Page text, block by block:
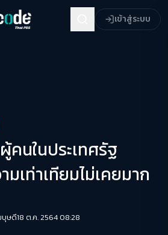
เข้าสู่ระบบ
นในประเทศรัฐ
เท่าเทียมไม่เคยมาก
บุษดี18 ต.ค. 2564 08:28